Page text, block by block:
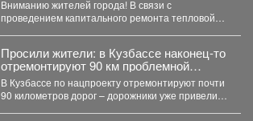
Вниманию жителей города! В связи с
проведением капитального ремонта тепловой
Просили жители: в Кузбассе наконец-то
отремонтируют 90 км проблемной
трассы
В Кузбассе по нацпроекту отремонтируют почти
90 километров дорог – дорожники уже привели в